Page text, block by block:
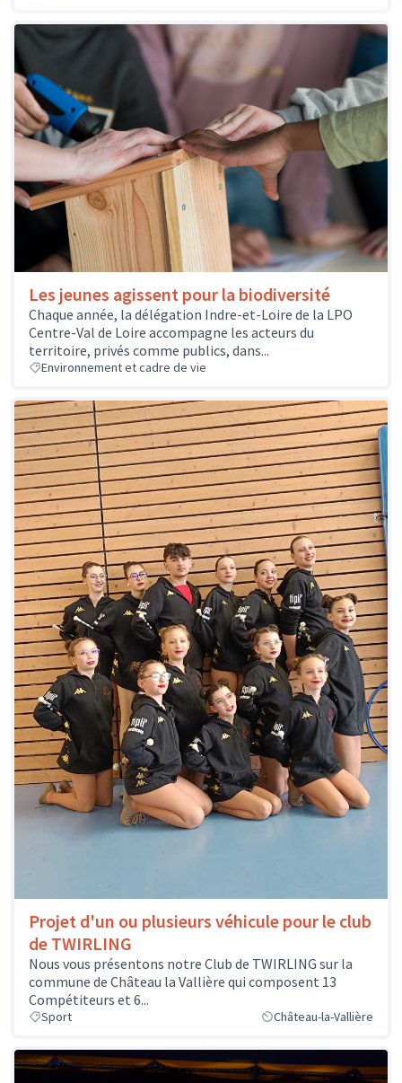
Les jeunes agissent pour la biodiversité
Chaque année, la délégation Indre-et-Loire de la LPO
Centre-Val de Loire accompagne les acteurs du
territoire, privés comme publics, dans...
Environnement et cadre de vie
Projet d'un ou plusieurs véhicule pour le club
de TWIRLING
Nous vous présentons notre Club de TWIRLING sur la
commune de Château la Vallière qui composent 13
Compétiteurs et 6...
Sport Château-la-Vallière